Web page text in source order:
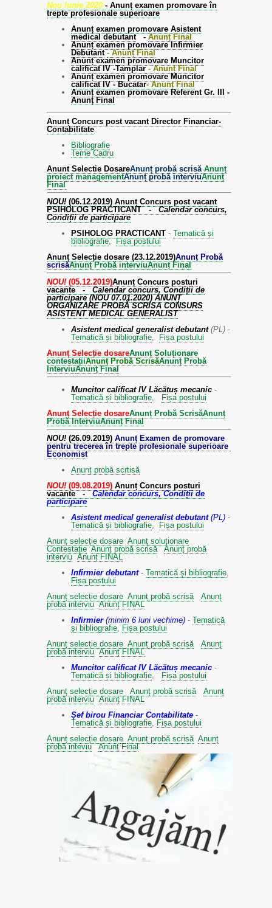
Nou Iunie 2020 - Anunț examen promovare în
trepte profesionale superioare
Anunț examen promovare Asistent
medical debutant-Anunț Final
Anunț examen promovare Infirmier
Debutant - Anunț Final
Anunț examen promovare Muncitor
calificat IV -Tamplar- Anunț Final
Anunț examen promovare Muncitor
calificat IV - Bucatar- Anunț Final
Anunț examen promovare Referent Gr. III
-
Anunț Final
Anunț Concurs post vacant Director Financiar-
Contabilitate
Bibliografie
Teme Cadru
Anunt Selectie DosareAnunț probă scrisă Anunț
proiect managementAnunț probă interviuAnunț
Final
NOU! (06.12.2019) Anunț Concurs post vacant
PSIHOLOG PRACTICANT -Calendar concurs,
Condiții de participare
PSIHOLOG PRACTICANT - Tematică și
bibliografie,Fișa postului
Anunț Selecție dosare (23.12.2019)Anunț Probă
scrisăAnunț Probă interviuAnunț Final
NOU! (05.12.2019)Anunț Concurs posturi
vacante -Calendar concurs, Condiții de
participare (NOU 07.01.2020) ANUNȚ
ORGANIZARE PROBĂ SCRISA CONSURS
ASISTENT MEDICAL GENERALIST
Asistent medical generalist debutant(PL) -
Tematică și bibliografie
Fișa postului
Anunț Selecție dosareAnunț Soluționare
contestațiiAnunț Probă ScrisăAnunț Probă
InterviuAnunț Final
Muncitor calificat IV Lăcătuș mecanic -
Tematică și bibliografie,
Fișa postului
Anunț Selecție dosareAnunț Probă ScrisăAnunț
Probă InterviuAnunț Final
NOU! (26.09.2019) Anunț Examen de promovare
pentru trecerea în trepte profesionale superioare
Economist
Anunț probă scrtisă
NOU! (09.08.2019) Anunț Concurs posturi
vacante -Calendar concurs, Condiții de
participare
Asistent medical generalist debutant(PL) -
Tematică și bibliografie,
Fișa postului
Anunț selecție dosare Anunț soluționare
Contestație Anunț probă scrisă
Anunț probă
interviu Anunț FINAL
Infirmier debutant- Tematică și bibliografie,
Fișa postului
Anunț selecție dosare Anunț probă scrisă
Anunț
probă interviu Anunț FINAL
Infirmier(minim 6 luni vechime) - Tematică
și bibliografie, Fișa postului
Anunț selecție dosare Anunț probă scrisă
Anunț
probă interviu Anunț FINAL
Muncitor calificat IV Lăcătuș mecanic -
Tematică și bibliografie,
Fișa postului
Anunț selecție dosare
Anunț probă scrisă
Anunț
probă interviu Anunț FINAL
Șef birou Financiar Contabilitate -
Tematică și bibliografie, Fișa postului
Anunț selecție dosare Anunț probă scrisă Anunț
probă inteviu
Anunț Final